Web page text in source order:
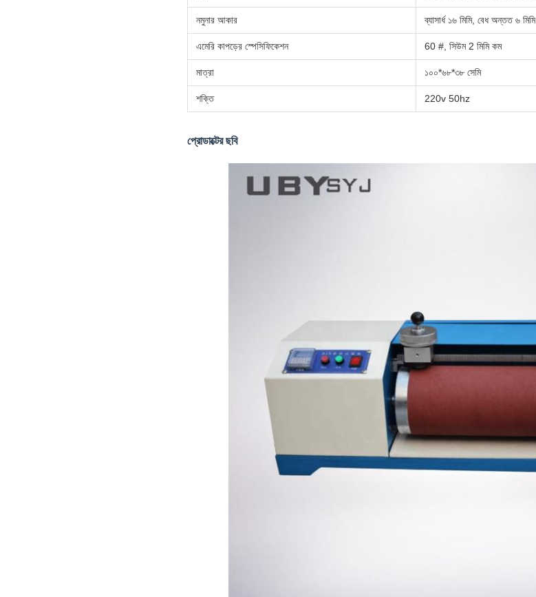
নমুনার আকার ব্যাসার্ধ ১৬ মিমি, বেধ অন্তত ৬ মিমি
এমেরি কাপড়ের স্পেসিফিকেশন 60 #, সিউম 2 মিমি কম
মাত্রা ১০০*৬৮*৩৮ সেমি
শক্তি 220v 50hz
প্রোডাক্টের ছবি